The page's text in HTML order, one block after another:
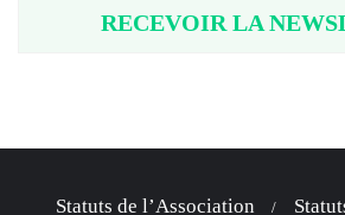
RECEVOIR LA
Statuts de l’Association